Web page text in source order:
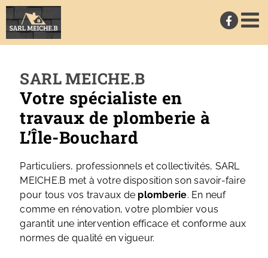
Passer
au
contenu
SARL MEICHE.B
Votre spécialiste en
travaux de plomberie à
L’Île-Bouchard
Particuliers, professionnels et collectivités, SARL
MEICHE.B met à votre disposition son savoir-faire
pour tous vos travaux de plomberie. En neuf
comme en rénovation, votre plombier vous
garantit une intervention efficace et conforme aux
normes de qualité en vigueur.